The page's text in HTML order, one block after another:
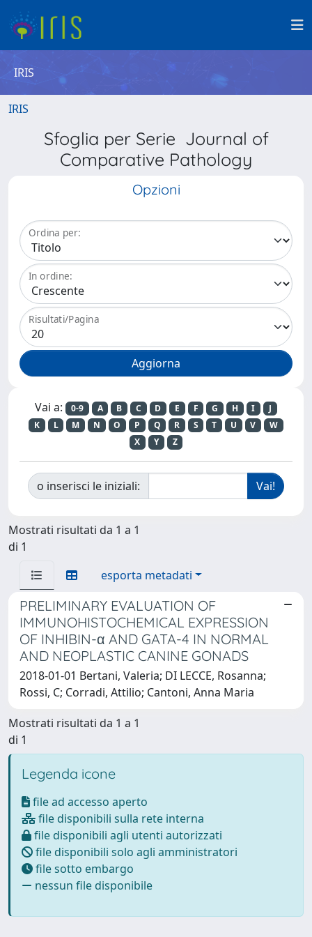
IRIS
IRIS
Sfoglia per Serie Journal of
Comparative Pathology
Opzioni
Ordina per:
In ordine:
Risultati/Pagina
Vai a: 0-9 A B C D E F G H I
J
K
L M N O P Q R S T U V
W
X
Y Z
o inserisci le iniziali:
Mostrati risultati da 1 a 1
di 1
esporta metadati
PRELIMINARY EVALUATION OF
IMMUNOHISTOCHEMICAL EXPRESSION
OF INHIBIN-α AND GATA-4 IN NORMAL
AND NEOPLASTIC CANINE GONADS
2018-01-01 Bertani, Valeria; DI LECCE, Rosanna;
Rossi, C; Corradi, Attilio; Cantoni, Anna Maria
Mostrati risultati da 1 a 1
di 1
Legenda icone
file ad accesso aperto
file disponibili sulla rete interna
file disponibili agli utenti autorizzati
file disponibili solo agli amministratori
file sotto embargo
nessun file disponibile